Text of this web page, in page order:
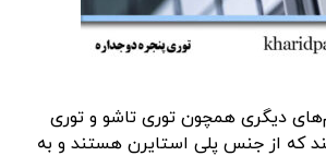
دیگری همچون توری تاشو و توری
که از جنس پلی استایرن هستند و به